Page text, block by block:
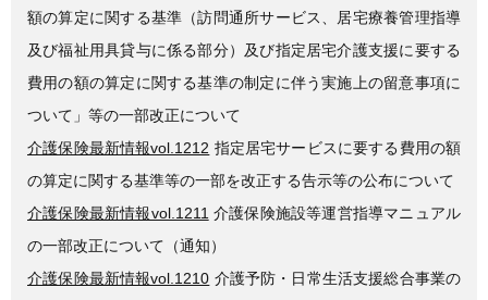
額の算定に関する基準（訪問通所サービス、居宅療養管理指導
及び福祉用具貸与に係る部分）及び指定居宅介護支援に要する
費用の額の算定に関する基準の制定に伴う実施上の留意事項に
ついて」等の一部改正について
介護保険最新情報vol.1212 指定居宅サービスに要する費用の額
の算定に関する基準等の一部を改正する告示等の公布について
介護保険最新情報vol.1211 介護保険施設等運営指導マニュアル
の一部改正について（通知）
介護保険最新情報vol.1210 介護予防・日常生活支援総合事業の